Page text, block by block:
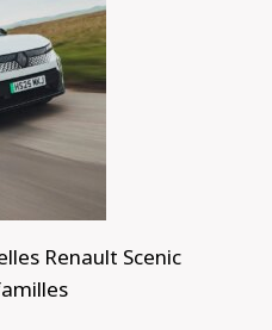
23 octobre 2024
Renault Scenic